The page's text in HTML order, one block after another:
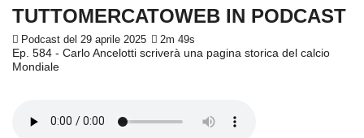
TUTTOMERCATOWEB IN PODCAST
Podcast del 29 aprile 2025 2m 49s
Ep. 584 - Carlo Ancelotti scriverà una pagina storica del calcio
Mondiale